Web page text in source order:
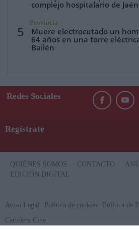
complejo hospitalario de Jaén
5
Provincia
Muere electrocutado un
64 años en una torre
Bailén
Redes Sociales
Regístrate
QUIÉNES SOMOS CONTACTO
EDICIÓN DIGITAL
Aviso Legal Politica de cookies Política de
Cartelera Cine